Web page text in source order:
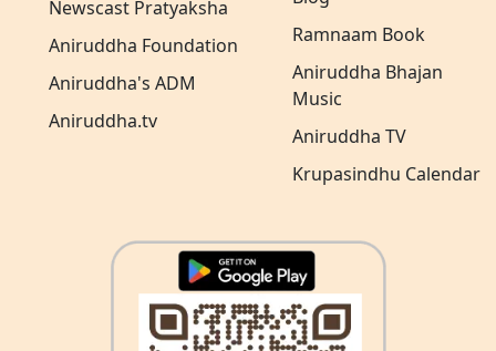
Newscast Pratyaksha
Aniruddha Foundation
Aniruddha's ADM
Aniruddha.tv
Ramnaam Book
Aniruddha Bhajan
Music
Aniruddha TV
Krupasindhu Calendar